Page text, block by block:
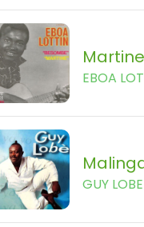
Martine
EBOA
GUY LOBE